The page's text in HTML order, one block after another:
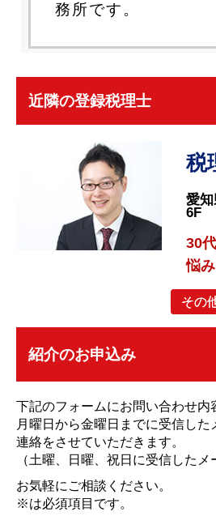
務所です。
近隣の登録税理士
税
愛
6F
30
悩
その
紹介のお申込み
下記のフォームにお問い合わせ
月曜日から金曜日までに受信し
連絡をさせていただきます。
（土曜、日曜、祝日に受信した
お気軽にご相談ください。
※は必須項目です。